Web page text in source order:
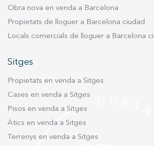
Obra nova en venda a Barcelona
Propietats de lloguer a Barcelona ciudad
Locals comercials de lloguer a Barcelona
Sitges
Propietats en venda a Sitges
Cases en venda a Sitges
Pisos en venda a Sitges
Àtics en venda a Sitges
Terrenys en venda a Sitges